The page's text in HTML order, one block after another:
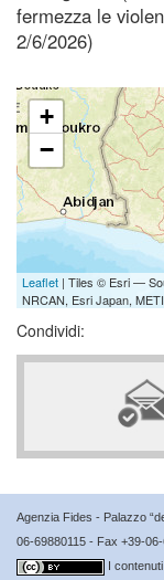
fermezza le
2/6/2026)
+
−
Leaflet | Tiles © Esri —
NRCAN, Esri Japan,
Condividi:
Agenzia Fides - Palazzo
06-69880115 - Fax +39-
I